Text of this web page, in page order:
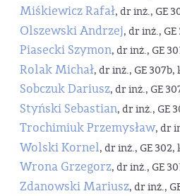
Miśkiewicz Rafał, dr inż., GE
Olszewski Andrzej, dr inż.,
Piasecki Szymon, dr inż., GE
Rolak Michał, dr inż., GE 307b,
Sobczuk Dariusz, dr inż., GE
Styński Sebastian, dr inż., GE
Trochimiuk Przemysław, dr
Wolski Kornel, dr inż., GE 302,
Wrona Grzegorz, dr inż., GE
Zdanowski Mariusz, dr inż.,